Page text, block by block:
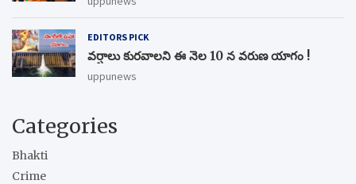
EDITORS PICK
వర్షాలు కురవాలని ఈ నెల 10 న వరుణ యాగం !
uppunews
Categories
Bhakti
Crime